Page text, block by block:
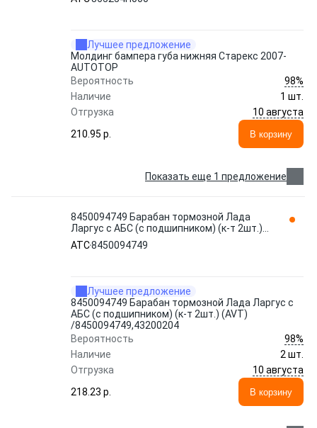
Лучшее предложение
Молдинг бампера губа нижняя Старекс 2007-
AUTOTOP
Вероятность
98%
Наличие
1 шт.
Отгрузка
10 августа
210.95 p.
В корзину
Показать еще 1 предложение
8450094749 Барабан тормозной Лада
Ларгус с АБС (с подшипником) (к-т 2шт.)
(AVT) /8450094749,43200204 ATC
ATC8450094749
Лучшее предложение
8450094749 Барабан тормозной Лада Ларгус с
АБС (с подшипником) (к-т 2шт.) (AVT)
/8450094749,43200204
Вероятность
98%
Наличие
2 шт.
Отгрузка
10 августа
218.23 p.
В корзину